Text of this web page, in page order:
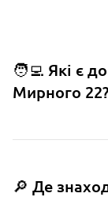
🧑‍💻 Які є
Мирного 22?
🔎 Де